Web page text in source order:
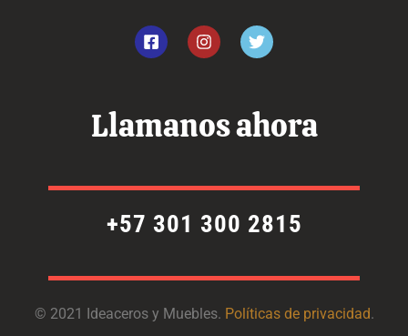
F
a
c
o
o
s
q
u
a
I
n
s
g
r
T
w
i
e
r
Llamanos ahora
+57 301 300 2815
© 2021 Ideaceros y Muebles. Políticas de privacidad.